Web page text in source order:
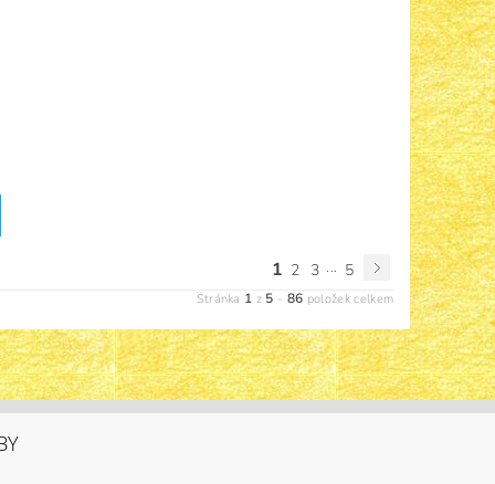
1 2 3 ... 5
Stránka 1 z 5 - 86 položek celkem